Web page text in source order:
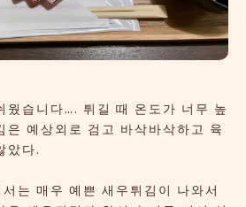
웠습니다…. 튀길 때 온도가 너무 높
은 예상외로 검고 바삭바삭하고 육
았다.
는 매우 예쁜 새우튀김이 나와서